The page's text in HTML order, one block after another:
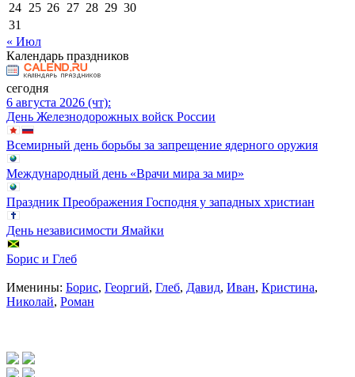
24 25 26 27 28 29 30
31
« Июл
Календарь праздников
сегодня
6 августа 2026 (чт):
День Железнодорожных войск России
Всемирный день борьбы за запрещение ядерного оружия
Международный день «Врачи мира за мир»
Праздник Преображения Господня у западных христиан
День независимости Ямайки
Борис и Глеб
Именины: Борис, Георгий, Глеб, Давид, Иван, Кристина,
Николай, Роман